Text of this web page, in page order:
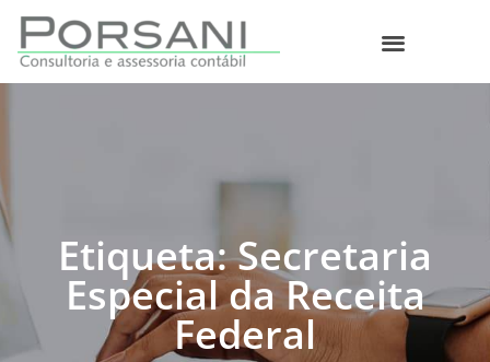
Etiqueta: Secretaria
Especial da Receita
Federal